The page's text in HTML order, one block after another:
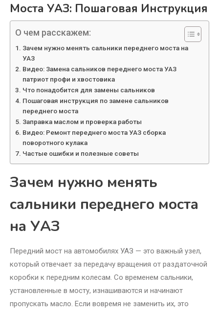
Моста УАЗ: Пошаговая Инструкция
О чем расскажем:
Зачем нужно менять сальники переднего моста на
УАЗ
Видео: Замена сальников переднего моста УАЗ
патриот профи и хвостовика
Что понадобится для замены сальников
Пошаговая инструкция по замене сальников
переднего моста
Заправка маслом и проверка работы
Видео: Ремонт переднего моста УАЗ сборка
поворотного кулака
Частые ошибки и полезные советы
Зачем нужно менять
сальники переднего моста
на УАЗ
Передний мост на автомобилях УАЗ — это важный узел,
который отвечает за передачу вращения от раздаточной
коробки к передним колесам. Со временем сальники,
установленные в мосту, изнашиваются и начинают
пропускать масло. Если вовремя не заменить их, это